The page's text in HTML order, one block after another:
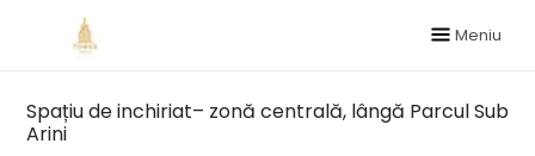
Meniu
Spațiu de inchiriat– zonă centrală, lângă Parcul Sub
Arini